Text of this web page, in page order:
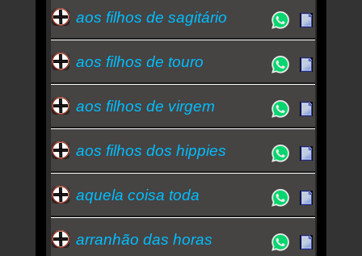
aos filhos de sagitário
aos filhos de touro
aos filhos de virgem
aos filhos dos hippies
aquela coisa toda
arranhão das horas